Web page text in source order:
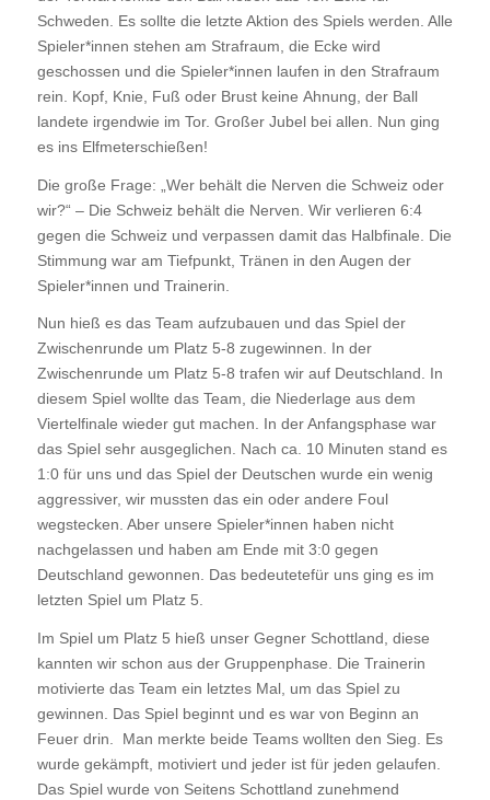
Schweden. Es sollte die letzte Aktion des Spiels werden. Alle
Spieler*innen stehen am Strafraum, die Ecke wird
geschossen und die Spieler*innen laufen in den Strafraum
rein. Kopf, Knie, Fuß oder Brust keine Ahnung, der Ball
landete irgendwie im Tor. Großer Jubel bei allen. Nun ging
es ins Elfmeterschießen!
Die große Frage: „Wer behält die Nerven die Schweiz oder
wir?“ – Die Schweiz behält die Nerven. Wir verlieren 6:4
gegen die Schweiz und verpassen damit das Halbfinale. Die
Stimmung war am Tiefpunkt, Tränen in den Augen der
Spieler*innen und Trainerin.
Nun hieß es das Team aufzubauen und das Spiel der
Zwischenrunde um Platz 5-8 zugewinnen. In der
Zwischenrunde um Platz 5-8 trafen wir auf Deutschland. In
diesem Spiel wollte das Team, die Niederlage aus dem
Viertelfinale wieder gut machen. In der Anfangsphase war
das Spiel sehr ausgeglichen. Nach ca. 10 Minuten stand es
1:0 für uns und das Spiel der Deutschen wurde ein wenig
aggressiver, wir mussten das ein oder andere Foul
wegstecken. Aber unsere Spieler*innen haben nicht
nachgelassen und haben am Ende mit 3:0 gegen
Deutschland gewonnen. Das bedeutetefür uns ging es im
letzten Spiel um Platz 5.
Im Spiel um Platz 5 hieß unser Gegner Schottland, diese
kannten wir schon aus der Gruppenphase. Die Trainerin
motivierte das Team ein letztes Mal, um das Spiel zu
gewinnen. Das Spiel beginnt und es war von Beginn an
Feuer drin. Man merkte beide Teams wollten den Sieg. Es
wurde gekämpft, motiviert und jeder ist für jeden gelaufen.
Das Spiel wurde von Seitens Schottland zunehmend